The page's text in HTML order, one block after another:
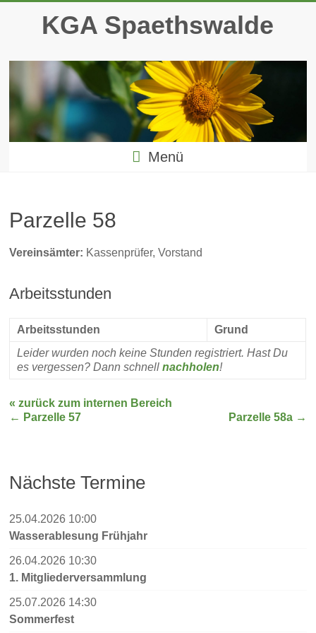
springenKGA Spaethswalde
Menü
Parzelle 58
Vereinsämter: Kassenprüfer, Vorstand
Arbeitsstunden
Arbeitsstunden
Grund
Leider wurden noch keine Stunden registriert. Hast Du
es vergessen? Dann schnellnachholen!
« zurück zum internen Bereich
← Parzelle 57 Parzelle 58a →
Nächste Termine
25.04.2026 10:00
Wasserablesung Frühjahr
26.04.2026 10:30
1. Mitgliederversammlung
25.07.2026 14:30
Sommerfest